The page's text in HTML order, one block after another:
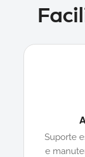
Suporte
e